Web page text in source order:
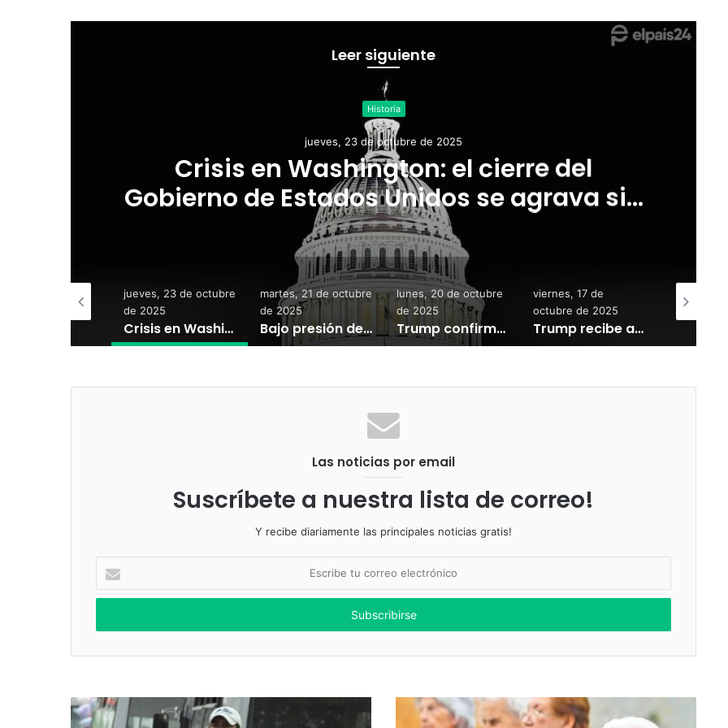
Leer siguiente
Historia
jueves, 23 de octubre de 2025
Crisis en Washington: el cierre del
Gobierno de Estados Unidos se agrava sin
señales de acuerdo
de 2025
jueves, 23 de octubre
de 2025
Crisis en Washington: el cierre del Gobierno de Estados Unidos se agrava sin señales de acuerdo
martes, 21 de octubre
de 2025
Bajo presión de su hermano Carlos III, el príncipe Andrés renunció a sus títulos reales tras nuevos escándalos
lunes, 20 de octubre
de 2025
Trump confirma que Maduro ofreció recursos naturales a Estados Unidos:: “No quiere j…r con nosotros”
viernes, 17 de
octubre de 2025
Trump recibe a Milei en la Casa Blanca: ¿una amistad incondicional?
Las noticias por email
Suscríbete a nuestra lista de correo!
Y recibe diariamente las principales noticias gratis!
correo